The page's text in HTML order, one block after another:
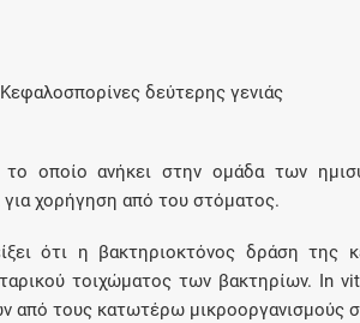
Ενδείξεις και
Κεφαλοσπορίνες δεύτερης γενιάς
το οποίο ανήκει στην ομάδα των
για χορήγηση από του στόματος.
ότι η βακτηριοκτόνος δράση της
τοιχώματος των βακτηρίων. Ιn
από τους κατωτέρω μικροοργανισμούς